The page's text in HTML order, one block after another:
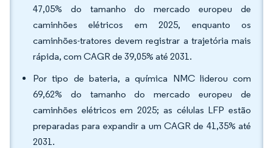
47,05% do tamanho do mercado europeu de
caminhões elétricos em 2025, enquanto os
caminhões-tratores devem registrar a trajetória mais
rápida, com CAGR de 39,05% até 2031.
Por tipo de bateria, a química NMC liderou com
69,62% do tamanho do mercado europeu de
caminhões elétricos em 2025; as células LFP estão
preparadas para expandir a um CAGR de 41,35% até
2031.